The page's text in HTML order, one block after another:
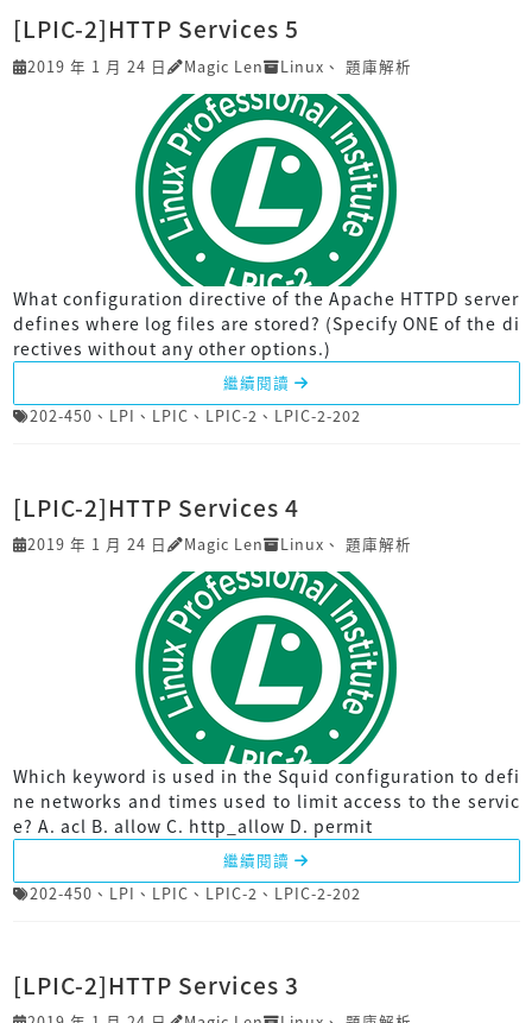
[LPIC-2]HTTP Services 5
2019 年 1 月 24 日 Magic Len Linux 、 題庫解析
What configuration directive of the Apache HTTPD server
defines where log files are stored? (Specify ONE of the di
rectives without any other options.)
繼續閱讀
202-450 、 LPI 、 LPIC 、 LPIC-2 、 LPIC-2-202
[LPIC-2]HTTP Services 4
2019 年 1 月 24 日 Magic Len Linux 、 題庫解析
Which keyword is used in the Squid configuration to defi
ne networks and times used to limit access to the servic
e? A. acl B. allow C. http_allow D. permit
繼續閱讀
202-450 、 LPI 、 LPIC 、 LPIC-2 、 LPIC-2-202
[LPIC-2]HTTP Services 3